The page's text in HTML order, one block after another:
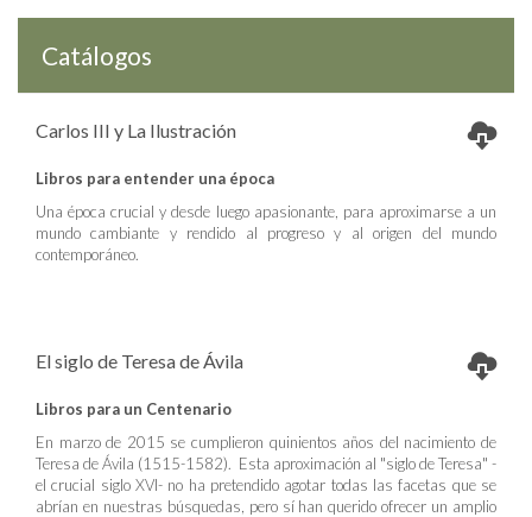
Catálogos
Carlos III y La Ilustración
Libros para entender una época
Una época crucial y desde luego apasionante, para aproximarse a un
mundo cambiante y rendido al progreso y al origen del mundo
contemporáneo.
El siglo de Teresa de Ávila
Libros para un Centenario
En marzo de 2015 se cumplieron quinientos años del nacimiento de
Teresa de Ávila (1515-1582). Esta aproximación al "siglo de Teresa" -
el crucial siglo XVI- no ha pretendido agotar todas las facetas que se
abrían en nuestras búsquedas, pero sí han querido ofrecer un amplio